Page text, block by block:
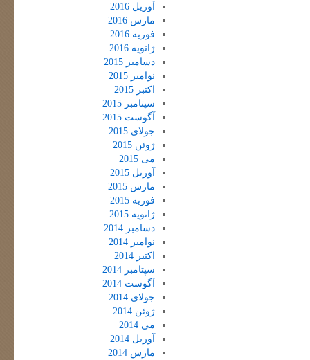
آوریل 2016
مارس 2016
فوریه 2016
ژانویه 2016
دسامبر 2015
نوامبر 2015
اکتبر 2015
سپتامبر 2015
آگوست 2015
جولای 2015
ژوئن 2015
می 2015
آوریل 2015
مارس 2015
فوریه 2015
ژانویه 2015
دسامبر 2014
نوامبر 2014
اکتبر 2014
سپتامبر 2014
آگوست 2014
جولای 2014
ژوئن 2014
می 2014
آوریل 2014
مارس 2014